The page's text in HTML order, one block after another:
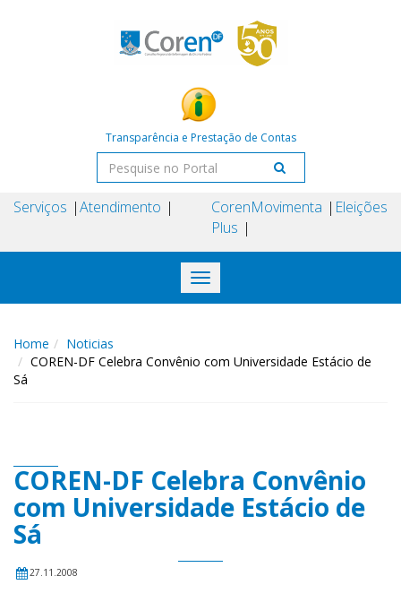
Transparência e Prestação de Contas
Serviços Atendimento
Coren
Plus
Movimenta Eleições
Toggle
navigation
Home
Noticias
COREN-DF Celebra Convênio com Universidade Estácio de
Sá
COREN-DF Celebra Convênio
com Universidade Estácio de
Sá
27.11.2008